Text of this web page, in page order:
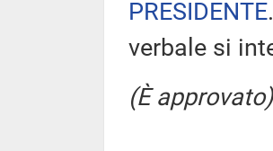
PRESIDENTE
verbale si
(È approvato)